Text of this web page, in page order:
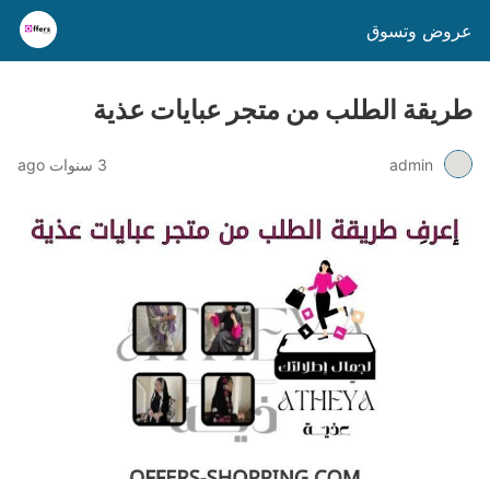
عروض وتسوق
طريقة الطلب من متجر عبايات عذية
admin 3 سنوات ago